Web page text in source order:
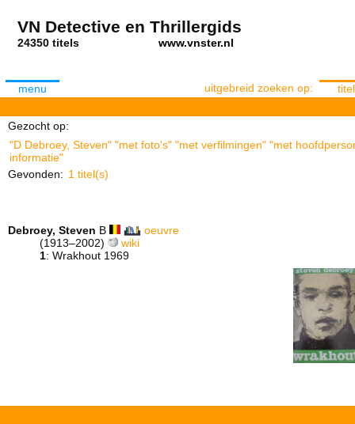
VN Detective en Thrillergids
24350 titels www.vnster.nl
menu uitgebreid zoeken op: titel
Gezocht op:
"D Debroey, Steven" "met foto's" "met verfilmingen" "met
informatie"
Gevonden: 1 titel(s)
Debroey, Steven B
oeuvre
(1913–2002)
wiki
1: Wrakhout 1969